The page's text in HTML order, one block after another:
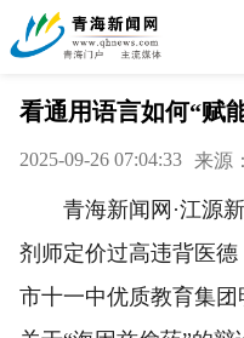
看通用语言如何“赋
2025-09-26 07:04:33 来源
青海新闻网·江源新
剂师定价过高违背医
市十一中优质教育集